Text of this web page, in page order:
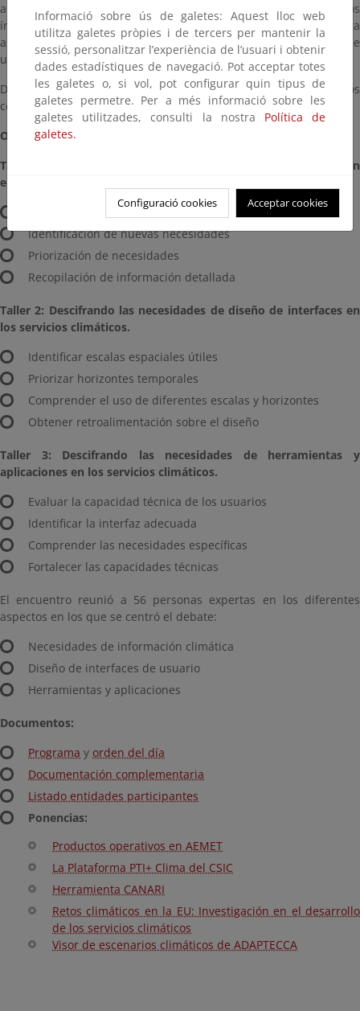
abarcando desde cuestiones básicas como la identificación de los
índices climáticos más relevantes para cada sector, hasta
aspectos más técnicos relacionados con el diseño de interfaces de
usuario intuitivas y amigables.
Durante la Jornada se desarrollaron tres talleres participativos
centrados en tres bloques temáticos.
Objetivos específicos
Taller 1: Descifrando las necesidades de información climática en
el sector agroalimentario.
Validación de índices agroclimáticos.
Identificación de nuevas necesidades
Priorización de necesidades
Recopilación de información detallada
Taller 2: Descifrando las necesidades de diseño de interfaces en
los servicios climáticos.
Identificar escalas espaciales útiles
Priorizar horizontes temporales
Comprender el uso de diferentes escalas y horizontes
Obtener retroalimentación sobre el diseño
Taller 3: Descifrando las necesidades de herramientas y
aplicaciones en los servicios climáticos.
Evaluar la capacidad técnica de los usuarios
Identificar la interfaz adecuada
Comprender las necesidades específicas
Fortalecer las capacidades técnicas
El encuentro reunió a 56 personas expertas en los diferentes
aspectos en los que se centró el debate:
Necesidades de información climática
Diseño de interfaces de usuario
Herramientas y aplicaciones
Documentos:
Programa y orden del día
Documentación complementaria
Listado entidades participantes
Ponencias:
Productos operativos en AEMET
La Plataforma PTI+ Clima del CSIC
Herramienta CANARI
Retos climáticos en la EU: Investigación en el desarrollo
de los servicios climáticos
Visor de escenarios climáticos de ADAPTECCA
Informació sobre ús de galetes: Aquest lloc web
utilitza galetes pròpies i de tercers per mantenir la
sessió, personalitzar l’experiència de l’usuari i obtenir
dades estadístiques de navegació. Pot acceptar totes
les galetes o, si vol, pot configurar quin tipus de
galetes permetre. Per a més informació sobre les
galetes utilitzades, consulti la nostra Política de
galetes.
Configuració cookies Acceptar cookies